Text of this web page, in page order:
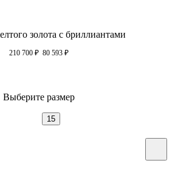
золота с бриллиантами
210 700 ₽ 80 593 ₽
Выберите размер
15